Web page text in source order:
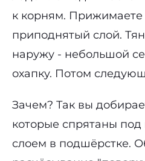
к корням. Прижимаете
приподнятый слой.
наружу - небольшой
охапку. Потом
Зачем? Так вы
которые спрятаны
слоем в подшёрстке.